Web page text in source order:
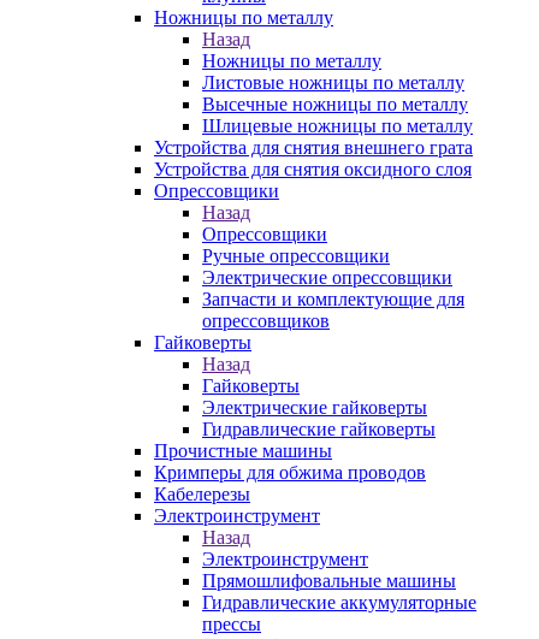
Ножницы по металлу
Назад
Ножницы по металлу
Листовые ножницы по металлу
Высечные ножницы по металлу
Шлицевые ножницы по металлу
Устройства для снятия внешнего грата
Устройства для снятия оксидного слоя
Опрессовщики
Назад
Опрессовщики
Ручные опрессовщики
Электрические опрессовщики
Запчасти и комплектующие для
опрессовщиков
Гайковерты
Назад
Гайковерты
Электрические гайковерты
Гидравлические гайковерты
Прочистные машины
Кримперы для обжима проводов
Кабелерезы
Электроинструмент
Назад
Электроинструмент
Прямошлифовальные машины
Гидравлические аккумуляторные
прессы